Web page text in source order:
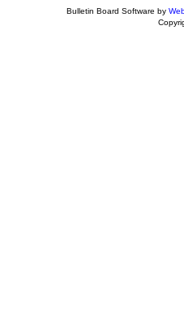
Bulletin Board Software by